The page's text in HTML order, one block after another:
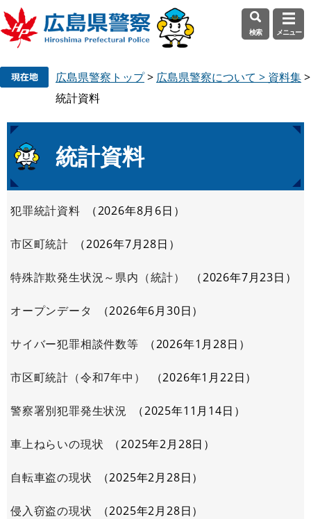
先
す
。
を
し
て
本
へ
検索 メニュー
広島県警察トップ> 広島県警察について > 資料集>
統計資料
文
統計資料
犯罪統計資料 2026年8月6日
市区町統計 2026年7月28日
特殊詐欺発生状況～県内（統計） 2026年7月23日
オープンデータ 2026年6月30日
サイバー犯罪相談件数等 2026年1月28日
市区町統計（令和7年中） 2026年1月22日
警察署別犯罪発生状況 2025年11月14日
車上ねらいの現状 2025年2月28日
自転車盗の現状 2025年2月28日
侵入窃盗の現状 2025年2月28日